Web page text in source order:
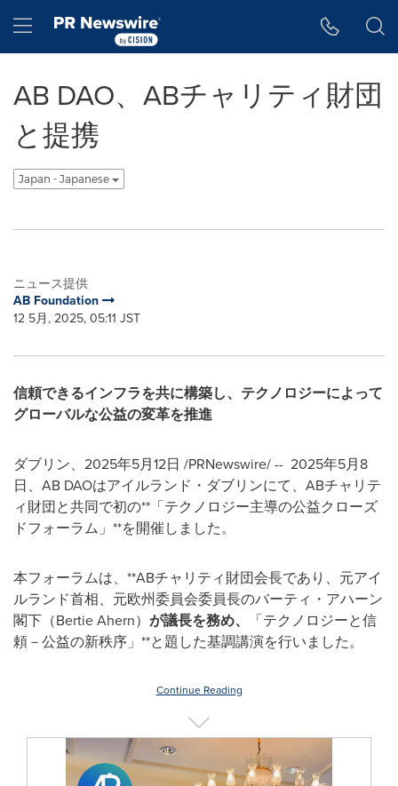
Hamburger menu
AB DAO、ABチャリティ財団
と提携
Japan - Japanese
ニュース提供
AB Foundation
12 5月, 2025, 05:11 JST
信頼できるインフラを共に構築し、テクノロジーによって
グローバルな公益の変革を推進
ダブリン、2025年5月12日 /PRNewswire/ -- 2025年5月8
日、AB DAOはアイルランド・ダブリンにて、ABチャリテ
ィ財団と共同で初の**「テクノロジー主導の公益クローズ
ドフォーラム」**を開催しました。
本フォーラムは、**ABチャリティ財団会長であり、元アイ
ルランド首相、元欧州委員会委員長のバーティ・アハーン
閣下（Bertie Ahern） が議長を務め、
「テクノロジーと信
頼－公益の新秩序」**と題した基調講演を行いました。
Continue Reading